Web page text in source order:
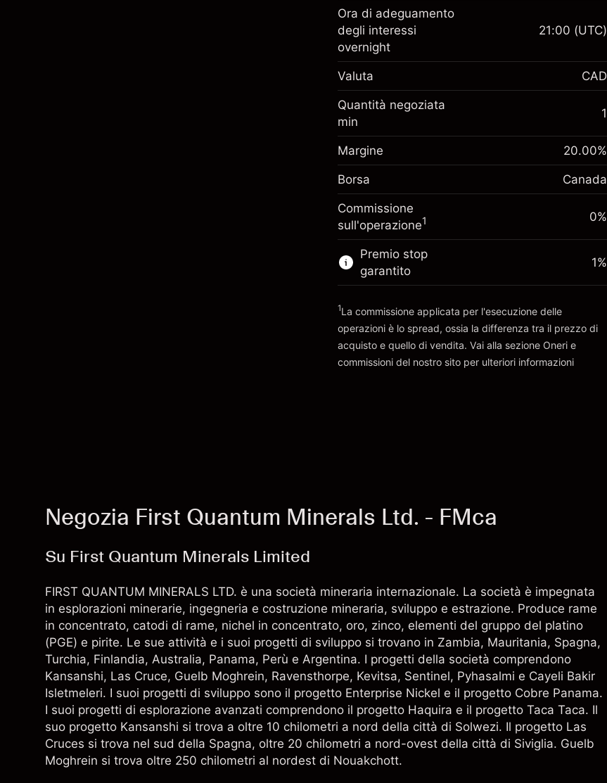
Margine. Il tuo
investimento
Oneri per l'intero valore della
posizione
-0.01726
Dimensione dell'operazione a leva
~CA$5,000.00
Vai alla piattaforma
Margine. Il tuo
Adeguamento
finanziamento overnight
posizione
-0.004658
(-
Dimensione dell'operazione a leva
~CA$5,000.00
Denaro da leva ~
Ora di adeguamento
degli interessi
overnight
21:00 (UTC)
Valuta CAD
Quantità negoziata
min
1
Margine 20.00%
Borsa Canada
Commissione
sull'operazione1 0%
Premio stop
garantito
1%
1La commissione applicata per l'esecuzione delle
operazioni è lo spread, ossia la differenza tra il prezzo di
acquisto e quello di vendita. Vai alla sezione Oneri e
commissioni del nostro sito per ulteriori informazioni
Negozia First Quantum Minerals Ltd. - FMca
Su First Quantum Minerals Limited
FIRST QUANTUM MINERALS LTD. è una società mineraria internazionale. La società è impegnata
in esplorazioni minerarie, ingegneria e costruzione mineraria, sviluppo e estrazione. Produce rame
in concentrato, catodi di rame, nichel in concentrato, oro, zinco, elementi del gruppo del platino
(PGE) e pirite. Le sue attività e i suoi progetti di sviluppo si trovano in Zambia, Mauritania, Spagna,
Turchia, Finlandia, Australia, Panama, Perù e Argentina. I progetti della società comprendono
Kansanshi, Las Cruce, Guelb Moghrein, Ravensthorpe, Kevitsa, Sentinel, Pyhasalmi e Cayeli Bakir
Isletmeleri. I suoi progetti di sviluppo sono il progetto Enterprise Nickel e il progetto Cobre Panama.
I suoi progetti di esplorazione avanzati comprendono il progetto Haquira e il progetto Taca Taca. Il
suo progetto Kansanshi si trova a oltre 10 chilometri a nord della città di Solwezi. Il progetto Las
Cruces si trova nel sud della Spagna, oltre 20 chilometri a nord-ovest della città di Siviglia. Guelb
Moghrein si trova oltre 250 chilometri al nordest di Nouakchott.